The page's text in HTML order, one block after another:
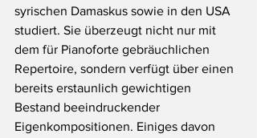
syrischen Damaskus sowie in den USA
studiert. Sie überzeugt nicht nur mit
dem für Pianoforte gebräuchlichen
Repertoire, sondern verfügt über einen
bereits erstaunlich gewichtigen
Bestand beeindruckender
Eigenkompositionen. Einiges davon